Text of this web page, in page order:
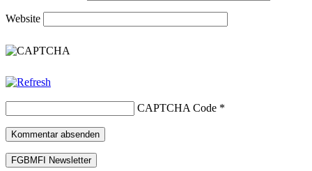
Website
CAPTCHA Code *